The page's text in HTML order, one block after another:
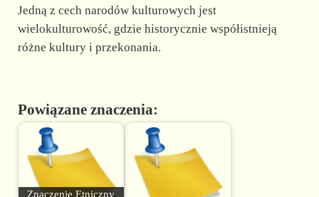
Jedną z cech narodów kulturowych jest
wielokulturowość, gdzie historycznie współistnieją
różne kultury i przekonania.
Powiązane znaczenia:
Znaczenie Etniczny